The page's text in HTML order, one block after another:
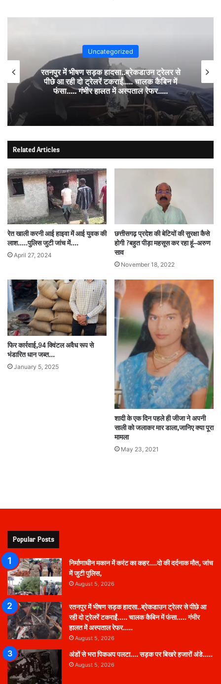
Uncategorized
रतनपुर में भीषण सड़क हादसा..ब्रेकडाउन ट्रेलर से
पीछे आ रही दो ट्रेलरें टकराईं….. चालक कैबिन में
फंसा….. गंभीर हालत में अस्पताल रेफर…..
Related Articles
रेत खाली करनी आई हाइवा में आई युवक की
लाश…..पुलिस जुटी जांच में….
April 27, 2024
छत्तीसगढ़ प्रदेश की बेटियों की सुरक्षा कैसे
होगी ?बहुत पीड़ा महसूस कर रहा हूं–अरुण
साव
November 18, 2022
फिर कार्रवाई,94 क्विंटल अवैध रूप से
भंडारित धान जब्त…
January 5, 2025
शादी के एक दिन पहले ही जीजा ने अपनी
साली को जलाकर मार डाला,जानिए क्या पूरा
मामला
May 23, 2021
Popular Posts
निर्माणाधीन मकान में करंट का कहर….दो की दर्दनाक मौत, जांच
में जुटी पुलिस,
August 5, 2026
रतनपुर में भीषण सड़क हादसा..ब्रेकडाउन ट्रेलर से पीछे आ
रही दो ट्रेलरें टकराईं….. चालक कैबिन में फंसा….. गंभीर
हालत में अस्पताल रेफर…..
August 5, 2026
अंडों से भरा पिकअप पलटा…. सड़क पर बिखरे हजारों अंडे…..
August 5, 2026